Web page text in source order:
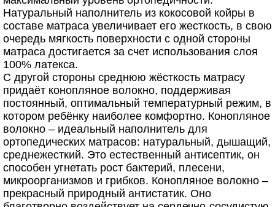
Натуральный наполнитель из кокосовой койры в
составе матраса увеличивает его жесткость, в свою
очередь мягкость поверхности с одной стороны
матраса достигается за счет использования слоя
100% латекса.
С другой стороны среднюю жёсткость матрасу
придаёт конопляное волокно, поддерживая
постоянный, оптимальный температурный режим, в
котором ребёнку наиболее комфортно. Конопляное
волокно – идеальный наполнитель для
ортопедических матрасов: натуральный, дышащий,
среднежесткий. Это естественный антисептик, он
способен угнетать рост бактерий, плесени,
микроорганизмов и грибков. Конопляное волокно –
прекрасный природный антистатик. Оно